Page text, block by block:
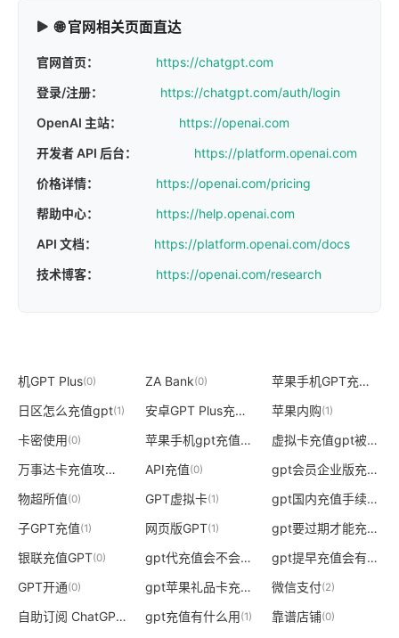
🌐 官网相关页面直达
官网首页：
https://chatgpt.com
登录/注册：
https://chatgpt.com/auth/login
OpenAI 主站：
https://openai.com
开发者 API 后台：
https://platform.openai.com
价格详情：
https://openai.com/pricing
帮助中心：
https://help.openai.com
API 文档：
https://platform.openai.com/docs
技术博客：
https://openai.com/research
机GPT Plus(0) ZA Bank(0) 苹果手机GPT充值
日区怎么充值gpt(1) 安卓GPT Plus充值 苹果内购(1)
卡密使用(0) 苹果手机gpt充值方法详细 (1) 虚拟卡充值gpt被拒绝
万事达卡充值攻略 API充值(0) gpt会员企业版充值
物超所值(0) GPT虚拟卡(1) gpt国内充值手续费
子GPT充值(1) 网页版GPT(1) gpt要过期才能充值吗
银联充值GPT(0) gpt代充值会不会封
gpt提早充值会有什么影响
GPT开通(0) gpt苹果礼品卡充值 微信支付(2)
自助订阅 ChatGPT(1) gpt充值有什么用(1) 靠谱店铺(0)